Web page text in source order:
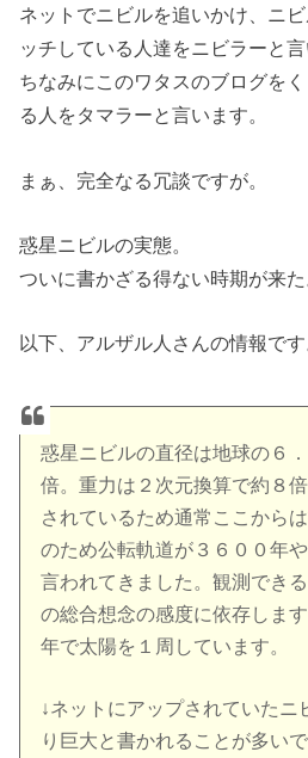
ネットでニビルを追いかけ、ニ
ッチしている人達をニビラーと言
ちなみにこのワタスのブログを
る人をタマラーと言います。
まぁ、完全なる冗談ですが。
惑星ニビルの実態。
ついに書かざる得ない時期が来た
以下、アルザル人さんの情報です
惑星ニビルの直径は地球の６
倍。重力は２次元換算で約８
されているため通常ここから
のため公転軌道が３６００年
言われてきました。観測でき
の総合想念の感度に依存しま
年で太陽を１周しています。
↓ネットにアップされていたニ
り巨大と書かれることが多い